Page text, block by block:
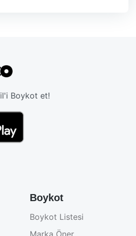
Boykot et!
Boykot
Boykot Listesi
Marka Öner